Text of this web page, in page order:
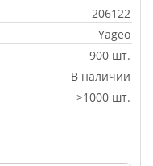
206122
Yageo
900 шт.
В наличии
>1000 шт.